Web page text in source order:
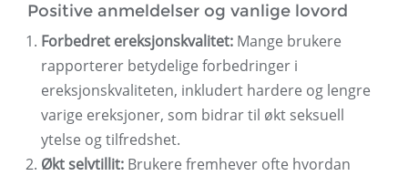
Positive anmeldelser og vanlige lovord
Forbedret ereksjonskvalitet: Mange brukere
rapporterer betydelige forbedringer i
ereksjonskvaliteten, inkludert hardere og lengre
varige ereksjoner, som bidrar til økt seksuell
ytelse og tilfredshet.
Økt selvtillit: Brukere fremhever ofte hvordan